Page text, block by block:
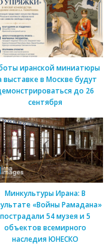
иранской миниатюры
выставке в Москве будут
до 26
сентября
Минкультуры Ирана: В
«Войны Рамадана»
пострадали 54 музея и 5
объектов всемирного
наследия ЮНЕСКО